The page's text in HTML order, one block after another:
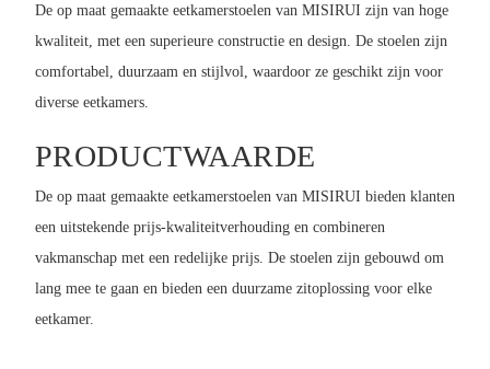
De op maat gemaakte eetkamerstoelen van MISIRUI zijn van hoge
kwaliteit, met een superieure constructie en design. De stoelen zijn
comfortabel, duurzaam en stijlvol, waardoor ze geschikt zijn voor
diverse eetkamers.
PRODUCTWAARDE
De op maat gemaakte eetkamerstoelen van MISIRUI bieden klanten
een uitstekende prijs-kwaliteitverhouding en combineren
vakmanschap met een redelijke prijs. De stoelen zijn gebouwd om
lang mee te gaan en bieden een duurzame zitoplossing voor elke
eetkamer.